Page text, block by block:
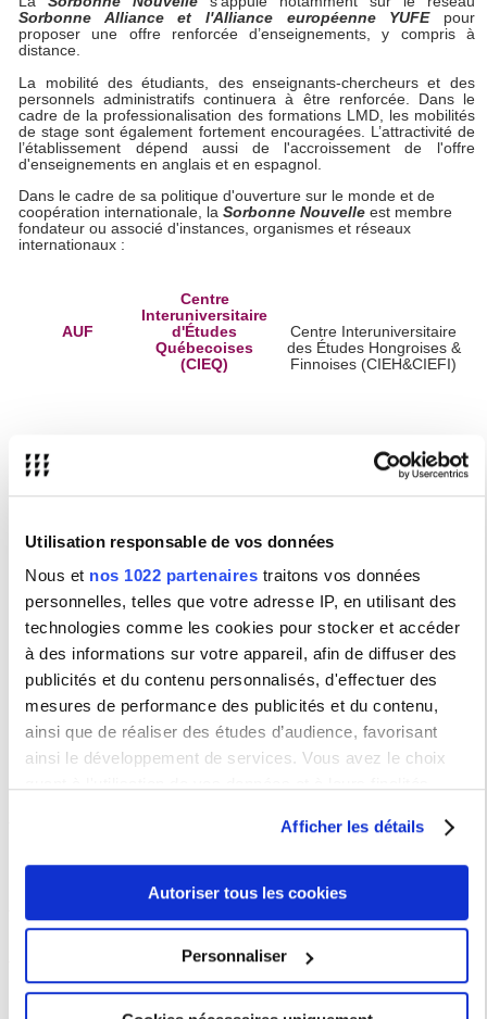
Utilisation responsable de vos données
Nous et nos 1022 partenaires traitons vos données
personnelles, telles que votre adresse IP, en utilisant des
technologies comme les cookies pour stocker et accéder
à des informations sur votre appareil, afin de diffuser des
publicités et du contenu personnalisés, d'effectuer des
mesures de performance des publicités et du contenu,
ainsi que de réaliser des études d’audience, favorisant
ainsi le développement de services. Vous avez le choix
moment en consultant la Déclaration relative aux cookies
ou en cliquant sur l'icône de confidentialité.
Si vous le permettez, nous aimerions également :
géographique qui peuvent être précises à plusieurs
mètres près
Afficher les détails
Autoriser tous les cookies
Personnaliser
Sorbonne Alliance et l'Alliance européenne YUFE pour
proposer une
offre renforcée d’enseignements, y compris à
distance.
La mobilité des étudiants, des enseignants-chercheurs et des
personnels administratifs continuera à être renforcée. Dans le
cadre de la professionalisation des formations LMD, les mobilités
de stage sont également fortement encouragées. L’attractivité de
l’établissement dépend aussi de l'accroissement de l'offre
d'enseignements en anglais et en espagnol.
Dans le cadre de sa politique d'ouverture sur le monde et de
coopération internationale, laSorbonne Nouvelle est membre
fondateur ou associé d'instances, organismes et réseaux
internationaux :
AUF
Centre
Interuniversitaire
d'Études
Québecoises
(CIEQ)
Centre Interuniversitaire
des Études Hongroises &
Finnoises (CIEH&CIEFI)
Délégation
Générale du
MICEFA
UNICA
Université
Franco
Allemande
Université Française
d'Égypte
Université
Franco-
YUFE